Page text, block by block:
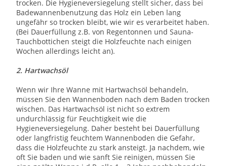
trocken. Die Hygieneversiegelung stellt sicher, dass bei
Badewannenbenutzung das Holz ein Leben lang
ungefähr so trocken bleibt, wie wir es verarbeitet haben.
(Bei Dauerfüllung z.B. von Regentonnen und Sauna-
Tauchbottichen steigt die Holzfeuchte nach einigen
Wochen allerdings leicht an).
2. Hartwachsöl
Wenn wir Ihre Wanne mit Hartwachsöl behandeln,
müssen Sie den Wannenboden nach dem Baden trocken
wischen. Das Hartwachsöl ist nicht so extrem
undurchlässig für Feuchtigkeit wie die
Hygieneversiegelung. Daher besteht bei Dauerfüllung
oder langfristig feuchtem Wannenboden die Gefahr,
dass die Holzfeuchte zu stark ansteigt. Ja nachdem, wie
oft Sie baden und wie sanft Sie reinigen, müssen Sie